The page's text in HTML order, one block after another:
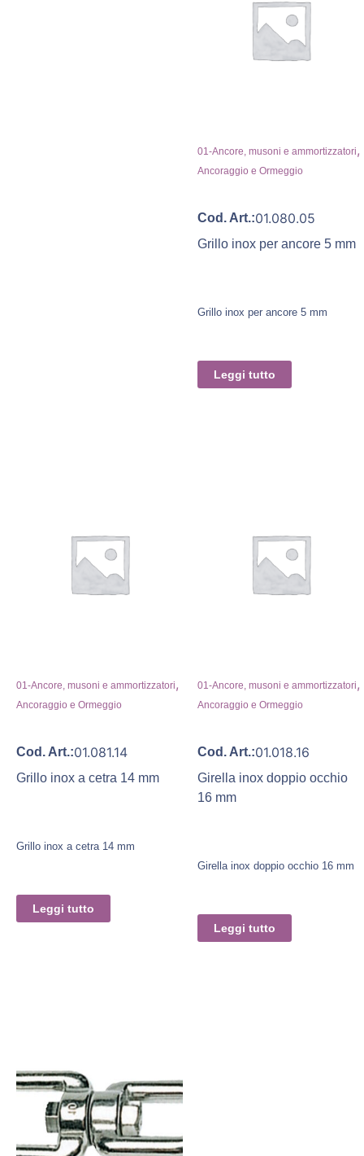
01-Ancore, musoni e ammortizzatori,
Ancoraggio e Ormeggio
Cod. Art.:01.080.05
Grillo inox per ancore 5 mm
Grillo inox per ancore 5 mm
Leggi tutto
01-Ancore, musoni e ammortizzatori,
Ancoraggio e Ormeggio
Cod. Art.:01.081.14
Grillo inox a cetra 14 mm
Grillo inox a cetra 14 mm
Leggi tutto
01-Ancore, musoni e ammortizzatori,
Ancoraggio e Ormeggio
Cod. Art.:01.018.16
Girella inox doppio occhio
16 mm
Girella inox doppio occhio 16 mm
Leggi tutto